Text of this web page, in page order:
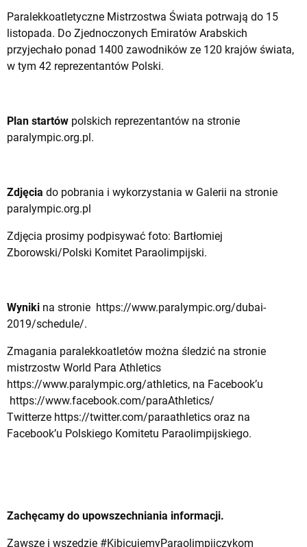
Paralekkoatletyczne Mistrzostwa Świata potrwają do 15
listopada. Do Zjednoczonych Emiratów Arabskich
przyjechało ponad 1400 zawodników ze 120 krajów świata,
w tym 42 reprezentantów Polski.
Plan startów polskich reprezentantów na stronie
paralympic.org.pl.
Zdjęcia do pobrania i wykorzystania w Galerii na stronie
paralympic.org.pl
Zdjęcia prosimy podpisywać foto: Bartłomiej
Zborowski/Polski Komitet Paraolimpijski.
Wyniki na stronie https://www.paralympic.org/dubai-
2019/schedule/.
Zmagania paralekkoatletów można śledzić na stronie
mistrzostw World Para Athletics
https://www.paralympic.org/athletics, na Facebook’u
https://www.facebook.com/paraAthletics/
Twitterze https://twitter.com/paraathletics oraz na
Facebook’u Polskiego Komitetu Paraolimpijskiego.
Zachęcamy do upowszechniania informacji.
Zawsze i wszędzie #KibicujemyParaolimpijczykom